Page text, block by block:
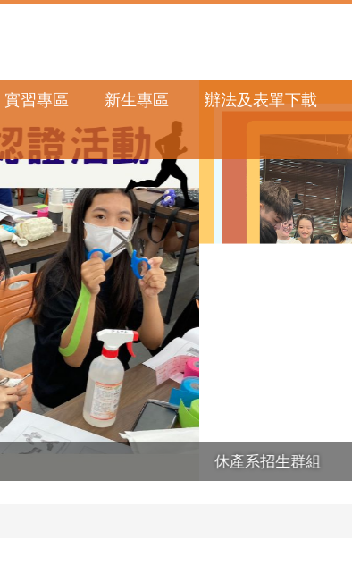
實習專區 新生專區 辦法及表單下載